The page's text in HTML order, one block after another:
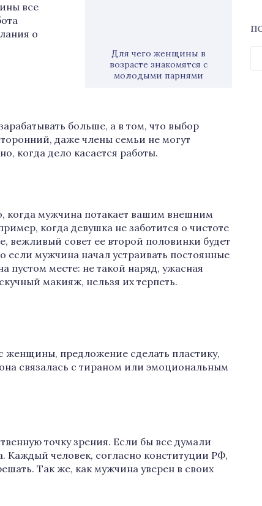
Для чего женщины в
возрасте знакомятся с
молодыми парнями
все
о
больше, а в том, что выбор
даже члены семьи не могут
когда дело касается работы.
когда мужчина потакает вашим внешним
когда девушка не заботится о чистоте
вежливый совет ее второй половинки будет
если мужчина начал устраивать постоянные
пустом месте: не такой наряд, ужасная
макияж, нельзя их терпеть.
предложение сделать пластику,
связалась с тираном или эмоциональным
точку зрения. Если бы все думали
Каждый человек, согласно конституции РФ,
Так же, как мужчина уверен в своих